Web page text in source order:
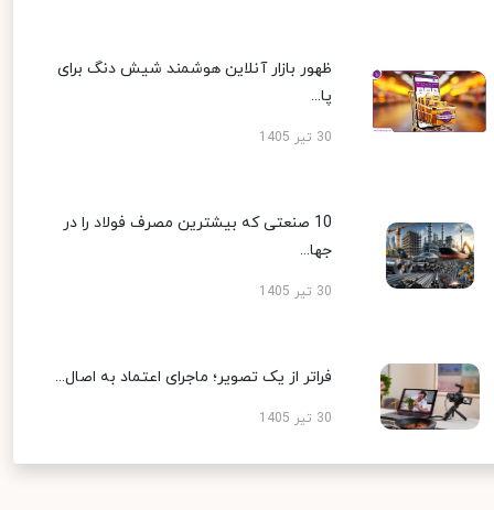
ظهور بازار آنلاین هوشمند شیش دنگ برای
پا...
30 تیر 1405
10 صنعتی که بیشترین مصرف فولاد را در
جها...
30 تیر 1405
فراتر از یک تصویر؛ ماجرای اعتماد به اصال...
30 تیر 1405